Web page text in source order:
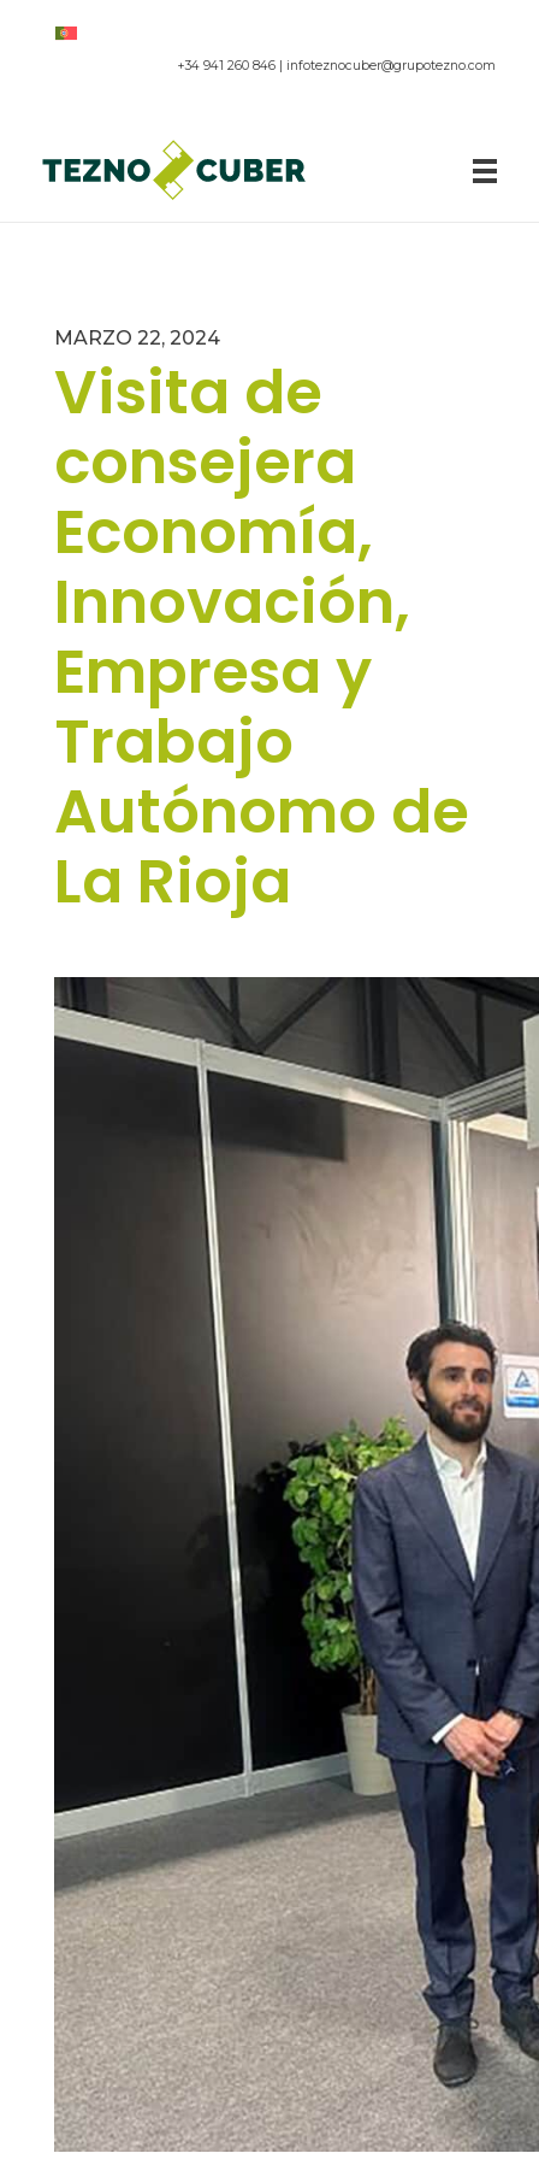
+34 941 260 846 | infoteznocuber@grupotezno.com
MARZO 22, 2024
Visita de
consejera
Economía,
Innovación,
Empresa y
Trabajo
Autónomo de
La Rioja